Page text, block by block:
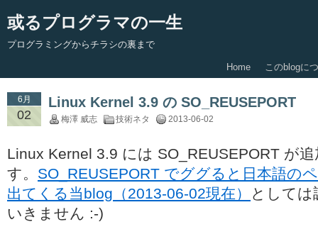
或るプログラマの一生
プログラミングからチラシの裏まで
Home このblogに
6月
02
Linux Kernel 3.9 の SO_REUSEPORT
梅澤 威志 技術ネタ 2013-06-02
Linux Kernel 3.9 には SO_REUSEPORT が
す。 SO_REUSEPORT でググると日本語の
出てくる当blog（2013-06-02現在）
として
いきません :-)